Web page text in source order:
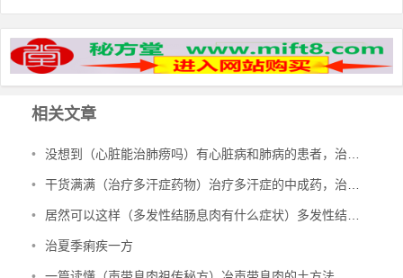
相关文章
• 没想到（心脏能治肺痨吗）有心脏病和肺病的患者，治多种心脏病、肺结核、肺病，
• 干货满满（治疗多汗症药物）治疗多汗症的中成药，治多汗症验方，
• 居然可以这样（多发性结肠息肉有什么症状）多发性结肠息肉一定要手术吗，治多发性结肠息肉验方，
• 治夏季痢疾一方